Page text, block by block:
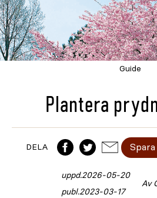
Guide
Plantera
DELA
publ.2023-03-17
uppd.2026-05-20
Av